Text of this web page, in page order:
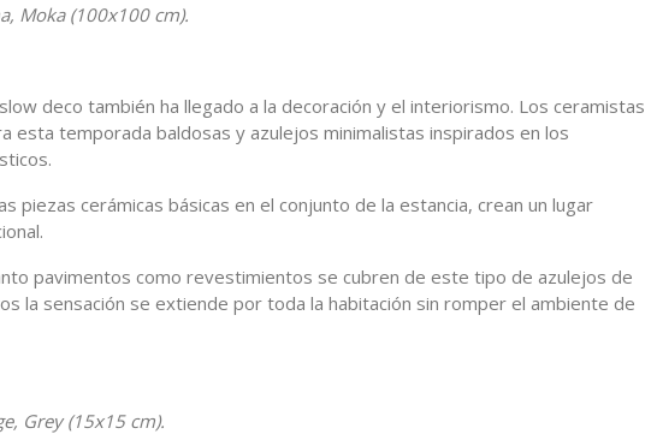
Moka (100x100 cm).
deco también ha llegado a la decoración y el interiorismo. Los ceramistas
esta temporada baldosas y azulejos minimalistas inspirados en los
piezas cerámicas básicas en el conjunto de la estancia, crean un lugar
pavimentos como revestimientos se cubren de este tipo de azulejos de
la sensación se extiende por toda la habitación sin romper el ambiente de
Grey (15x15 cm).